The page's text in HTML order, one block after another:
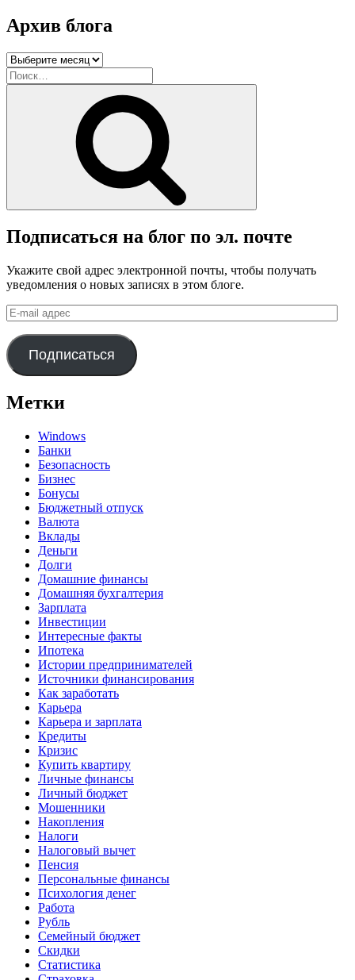
Архив блога
Архив
блога
Искать:
Подписаться на блог по эл. почте
Укажите свой адрес электронной почты, чтобы получать
уведомления о новых записях в этом блоге.
E-
mail
адрес
Подписаться
Метки
Windows
Банки
Безопасность
Бизнес
Бонусы
Бюджетный отпуск
Валюта
Вклады
Деньги
Долги
Домашние финансы
Домашняя бухгалтерия
Зарплата
Инвестиции
Интересные факты
Ипотека
Истории предпринимателей
Источники финансирования
Как заработать
Карьера
Карьера и зарплата
Кредиты
Кризис
Купить квартиру
Личные финансы
Личный бюджет
Мошенники
Накопления
Налоги
Налоговый вычет
Пенсия
Персональные финансы
Психология денег
Работа
Рубль
Семейный бюджет
Скидки
Статистика